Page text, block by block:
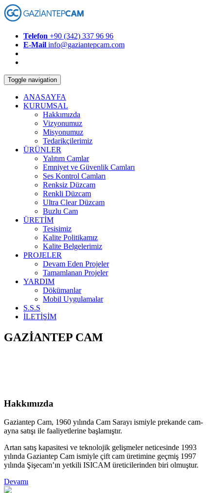
Telefon +90 (342) 337 96 96
E-Mail info@gaziantepcam.com
Toggle navigation
ANASAYFA
KURUMSAL
Hakkımızda
Vizyonumuz
Misyonumuz
Tedarikçilerimiz
ÜRÜNLER
Yalıtım Camlar
Emniyet ve Güvenlik Camları
Ses Kontrol Camları
Renksiz Düzcam
Renkli Düzcam
Ultra Clear Düzcam
Buzlu Cam
ÜRETİM
Tesisimiz
Kalite Politikamız
Kalite Belgelerimiz
PROJELER
Devam Eden Projeler
Tamamlanan Projeler
YARDIM
Dökümanlar
Mobil Uygulamalar
S.S.S
İLETİŞİM
GAZİANTEP CAM
Hakkımızda
Gaziantep Cam, 1960 yılında Cam Sarayı ismiyle prekande cam-
ayna satışı ile faaliyetlerine başlamıştır.
Artan satış kapasitesi ve teknolojik gelişmeler neticesinde 1993
yılında Gaziantep Cam ismiyle çift cam üretimine geçmiş 1997
yılında Şişecam’ın yetkili ISICAM üreticilerinden biri olmuştur.
Devamı